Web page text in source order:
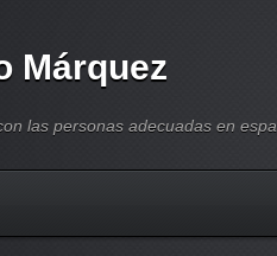
Márquez
las personas adecuadas en